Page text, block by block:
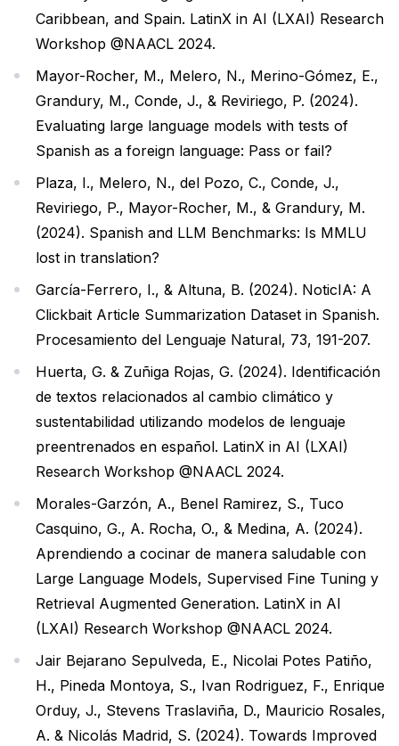
Caribbean, and Spain. LatinX in AI (LXAI) Research
Workshop @NAACL 2024.
Mayor-Rocher, M., Melero, N., Merino-Gómez, E.,
Grandury, M., Conde, J., & Reviriego, P. (2024).
Evaluating large language models with tests of
Spanish as a foreign language: Pass or fail?
Plaza, I., Melero, N., del Pozo, C., Conde, J.,
Reviriego, P., Mayor-Rocher, M., & Grandury, M.
(2024). Spanish and LLM Benchmarks: Is MMLU
lost in translation?
García-Ferrero, I., & Altuna, B. (2024). NoticIA: A
Clickbait Article Summarization Dataset in Spanish.
Procesamiento del Lenguaje Natural, 73, 191-207.
Huerta, G. & Zuñiga Rojas, G. (2024). Identificación
de textos relacionados al cambio climático y
sustentabilidad utilizando modelos de lenguaje
preentrenados en español. LatinX in AI (LXAI)
Research Workshop @NAACL 2024.
Morales-Garzón, A., Benel Ramirez, S., Tuco
Casquino, G., A. Rocha, O., & Medina, A. (2024).
Aprendiendo a cocinar de manera saludable con
Large Language Models, Supervised Fine Tuning y
Retrieval Augmented Generation. LatinX in AI
(LXAI) Research Workshop @NAACL 2024.
Jair Bejarano Sepulveda, E., Nicolai Potes Patiño,
H., Pineda Montoya, S., Ivan Rodriguez, F., Enrique
Orduy, J., Stevens Traslaviña, D., Mauricio Rosales,
A. & Nicolás Madrid, S. (2024). Towards Improved